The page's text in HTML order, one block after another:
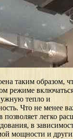
таким образом,
режиме
тепло и
Что не менее
позволяет легко
в
мощности и